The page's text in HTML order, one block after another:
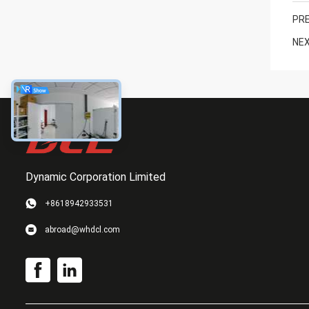
Dynamic Corporation Limited
+8618942933531
abroad@whdcl.com